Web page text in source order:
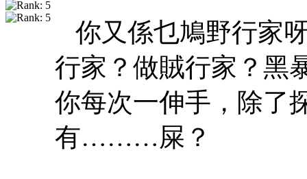
你又係乜鳩野行家
行家？做賊行家？黑
你每次一伸手，除了
有………屎？